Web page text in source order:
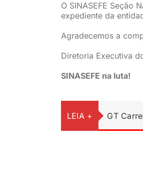
O SINASEFE Seção
expediente da
Agradecemos a
Diretoria Executiva
SINASEFE na luta!
LEIA + GT